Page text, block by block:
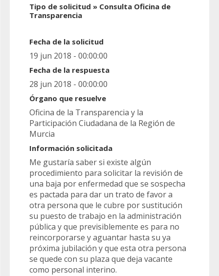
Tipo de solicitud » Consulta Oficina de
Transparencia
Fecha de la solicitud
19 jun 2018 - 00:00:00
Fecha de la respuesta
28 jun 2018 - 00:00:00
Órgano que resuelve
Oficina de la Transparencia y la
Participación Ciudadana de la Región de
Murcia
Información solicitada
Me gustaría saber si existe algún
procedimiento para solicitar la revisión de
una baja por enfermedad que se sospecha
es pactada para dar un trato de favor a
otra persona que le cubre por sustitución
su puesto de trabajo en la administración
pública y que previsiblemente es para no
reincorporarse y aguantar hasta su ya
próxima jubilación y que esta otra persona
se quede con su plaza que deja vacante
como personal interino.